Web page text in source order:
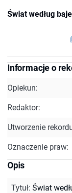
Świat według
Informacje o
Opiekun:
Redaktor:
Utworzenie
Oznaczenie praw:
Opis
Tytuł: Świat